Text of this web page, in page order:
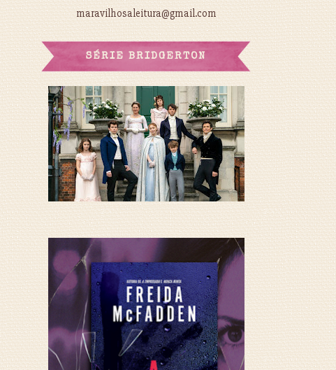
maravilhosaleitura@gmail.com
SÉRIE BRIDGERTON